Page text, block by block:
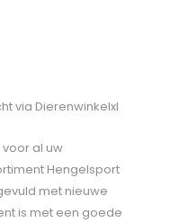
via Dierenwinkelxl
al uw
Hengelsport
met nieuwe
is met een goede